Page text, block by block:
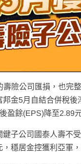
險公司匯損，也完
金5月自結合併稅
盈餘(EPS)降至2.89
子公司國泰人壽不
穩居金控獲利亞軍